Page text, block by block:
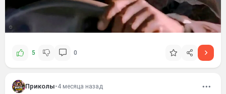
5 0
Приколы•4 месяца назад